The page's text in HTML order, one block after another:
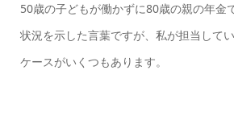
50歳の子どもが働かずに80歳の親の年金
状況を示した言葉ですが、私が担当して
ケースがいくつもあります。